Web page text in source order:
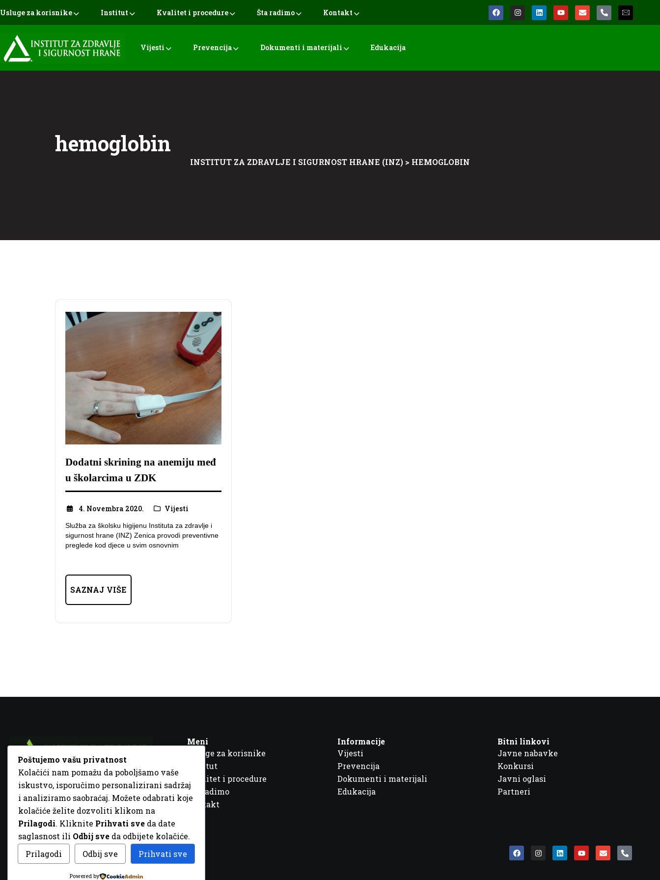
Usluge za korisnike Institut Kvalitet i procedure Šta radimo Kontakt
Vijesti Prevencija Dokumenti i materijali Edukacija
hemoglobin
INSTITUT ZA ZDRAVLJE I SIGURNOST HRANE (INZ) > HEMOGLOBIN
Dodatni skrining na anemiju međ
u školarcima u ZDK
4. Novembra 2020. Vijesti
Služba za školsku higijenu Instituta za zdravlje i
sigurnost hrane (INZ) Zenica provodi preventivne
preglede kod djece u svim osnovnim
SAZNAJ VIŠE
Fra Ivana Jukića br. 2, 72000 Zenica, BiH
+387 32 448 001
info@inz.ba
http://www.inz.ba
Meni
Usluge za korisnike
Institut
Kvalitet i procedure
Šta radimo
Kontakt
Informacije
Vijesti
Prevencija
Dokumenti i materijali
Edukacija
Bitni linkovi
Javne nabavke
Konkursi
Javni oglasi
Partneri
© 2026 Sva prava zadržana. DizajnGordonDM
Poštujemo vašu privatnost
Kolačići nam pomažu da poboljšamo vaše
iskustvo, isporučimo personalizirani sadržaj
i analiziramo saobraćaj. Možete odabrati koje
kolačiće želite dozvoliti klikom na
Prilagodi. Kliknite Prihvati sve da date
saglasnost ili Odbij sve da odbijete kolačiće.
Prilagodi
Odbij sve Prihvati sve
Powered by